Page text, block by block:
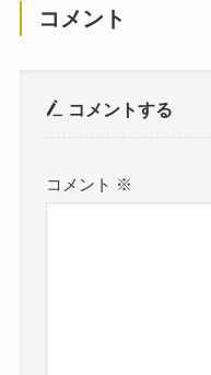
コメント
コメントする
コメント ※